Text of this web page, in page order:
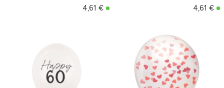
4,61 € 4,61 €